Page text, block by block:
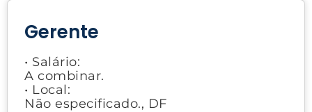
Gerente
• Salário:
A combinar.
• Local:
Não especificado., DF